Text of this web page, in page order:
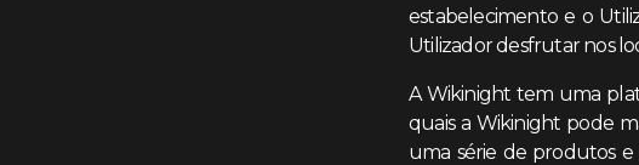
estabelecimento e o
Utilizador desfrutar nos
A Wikinight tem uma
quais a Wikinight pode
uma série de produtos e